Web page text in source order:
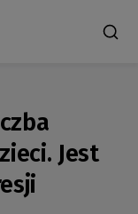
Jest